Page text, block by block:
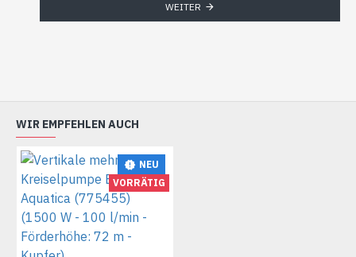
WEITER
WIR EMPFEHLEN AUCH
NEU
VORRÄTIG